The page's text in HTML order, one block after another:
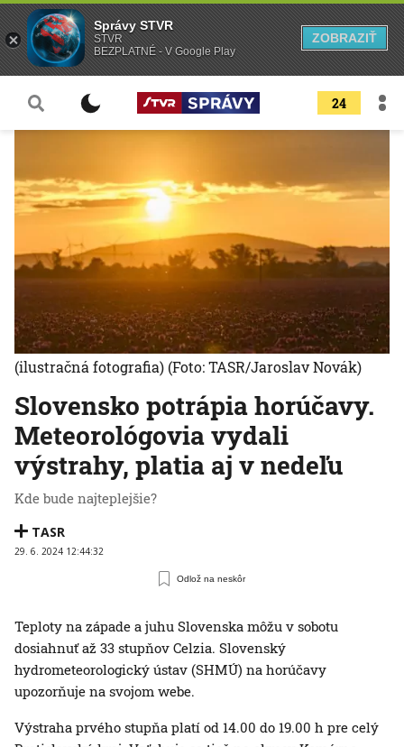
24
Slovensko potrápia horúčavy.
Meteorológovia vydali
výstrahy, platia aj v nedeľu
Kde bude najteplejšie?
TASR
29. 6. 2024 12:44:32
Odlož na neskôr
(ilustračná fotografia) (Foto: TASR/Jaroslav Novák)
Teploty na západe a juhu Slovenska môžu v sobotu
dosiahnuť až 33 stupňov Celzia. Slovenský
hydrometeorologický ústav (SHMÚ) na horúčavy
upozorňuje na svojom webe.
Výstraha prvého stupňa platí od 14.00 do 19.00 h pre celý
Správy STVR
STVR
BEZPLATNÉ - V Google Play
ZOBRAZIŤ